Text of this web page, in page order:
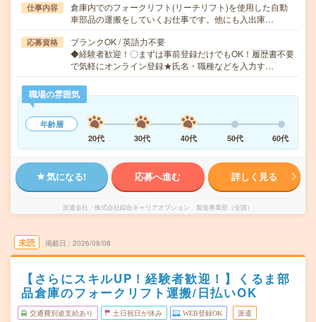
仕事内容
倉庫内でのフォークリフト(リーチリフト)を使用した自動
車部品の運搬をしていくお仕事です。他にも入出庫…
応募資格
ブランクOK / 英語力不要
◆経験者歓迎！〇まずは事前登録だけでもOK！履歴書不要
で気軽にオンライン登録★氏名・職種などを入力す…
職場の雰囲気
年齢層
20代
30代 40代 50代 60代
気になる! 応募へ進む 詳しく見る
派遣会社 株式会社綜合キャリアオプション 製造事業部（全国）
未読 掲載日 2026/08/08
【さらにスキルUP！経験者歓迎！】くるま部
品倉庫のフォークリフト運搬/日払いOK
交通費別途支給あり 土日祝日が休み WEB登録OK 派遣